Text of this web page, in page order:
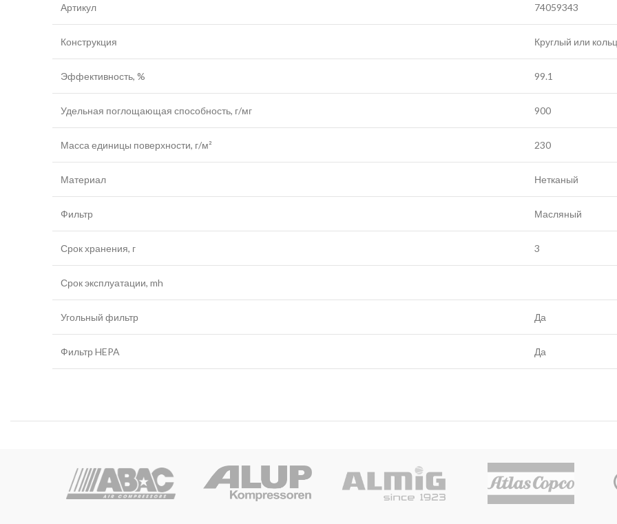
Артикул 74059343
Конструкция Круглый или
Эффективность, % 99.1
Удельная поглощающая способность, г/мг 900
Масса единицы поверхности, г/м² 230
Материал Нетканый
Фильтр Масляный
Срок хранения, г 3
Срок эксплуатации, mh
Угольный фильтр Да
Фильтр HEPA Да